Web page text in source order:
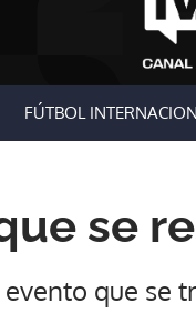
FÚTBOL
se
evento que se